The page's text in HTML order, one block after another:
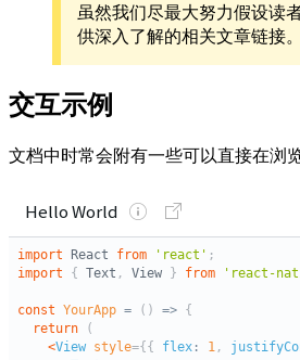
虽然我们尽最大努力假设读
供深入了解的相关文章链接。
交互示例
文档中时常会附有一些可以直接在浏